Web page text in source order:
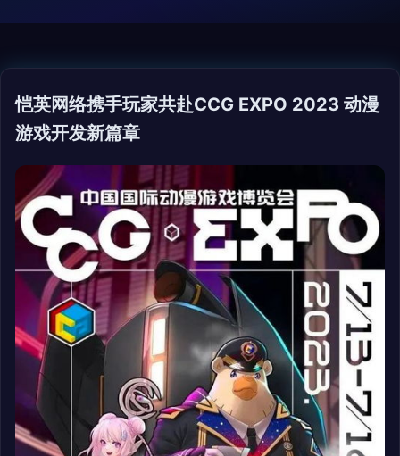
恺英网络携手玩家共赴CCG EXPO 2023 动漫
游戏开发新篇章